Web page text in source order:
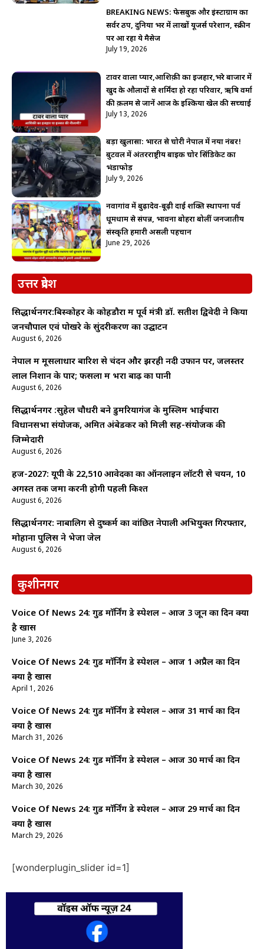
BREAKING NEWS: फेसबुक और इंस्टाग्राम का
सर्वर ठप, दुनिया भर में लाखों यूजर्स परेशान, स्क्रीन
पर आ रहा ये मैसेज
July 19, 2026
टावर वाला प्यार,आशिक़ी का इजहार,भरे बाजार में
खुद के औलादों से शर्मिंदा हो रहा परिवार, ऋषि वर्मा
की क़लम से जानें आज के इश्किया खेल की सच्चाई
July 13, 2026
बड़ा खुलासा: भारत से चोरी नेपाल में नया नंबर!
बुटवल में अंतरराष्ट्रीय बाइक चोर सिंडिकेट का
भंडाफोड़
July 9, 2026
नवागांव में बुढ़ादेव-बूढ़ी दाई शक्ति स्थापना पर्व
धूमधाम से संपन्न, भावना बोहरा बोलीं जनजातीय
संस्कृति हमारी असली पहचान
June 29, 2026
उत्तर प्रदेश
सिद्धार्थनगर:बिस्कोहर के कोहडौरा में पूर्व मंत्री डॉ. सतीश द्विवेदी ने किया
जनचौपाल एवं पोखरे के सुंदरीकरण का उद्घाटन
August 6, 2026
नेपाल में मूसलाधार बारिश से चंदन और झरही नदी उफान पर, जलस्तर
लाल निशान के पार; फसलों में भरा बाढ़ का पानी
August 6, 2026
सिद्धार्थनगर :सुहेल चौधरी बने डुमरियागंज के मुस्लिम भाईचारा
विधानसभा संयोजक, अमित अंबेडकर को मिली सह-संयोजक की
जिम्मेदारी
August 6, 2026
हज-2027: यूपी के 22,510 आवेदकों का ऑनलाइन लॉटरी से चयन, 10
अगस्त तक जमा करनी होगी पहली किश्त
August 6, 2026
सिद्धार्थनगर: नाबालिग से दुष्कर्म का वांछित नेपाली अभियुक्त गिरफ्तार,
मोहाना पुलिस ने भेजा जेल
August 6, 2026
कुशीनगर
Voice Of News 24: गुड माॅर्निंग डे स्पेशल – आज 3 जून का दिन क्यों
है खास
June 3, 2026
Voice Of News 24: गुड माॅर्निंग डे स्पेशल – आज 1 अप्रैल का दिन
क्यों है खास
April 1, 2026
Voice Of News 24: गुड माॅर्निंग डे स्पेशल – आज 31 मार्च का दिन
क्यों है खास
March 31, 2026
Voice Of News 24: गुड माॅर्निंग डे स्पेशल – आज 30 मार्च का दिन
क्यों है खास
March 30, 2026
Voice Of News 24: गुड माॅर्निंग डे स्पेशल – आज 29 मार्च का दिन
क्यों है खास
March 29, 2026
[wonderplugin_slider id=1]